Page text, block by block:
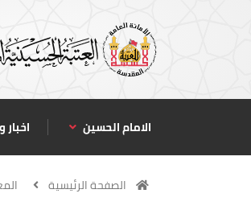
الامام الحسين
الصفحة الرئيسية